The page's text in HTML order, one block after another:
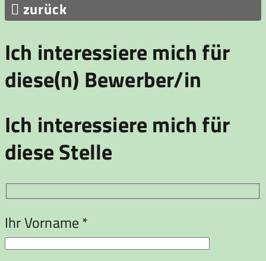
 zurück
Ich interessiere mich für
diese(n) Bewerber/in
Ich interessiere mich für
diese Stelle
Ihr Vorname *